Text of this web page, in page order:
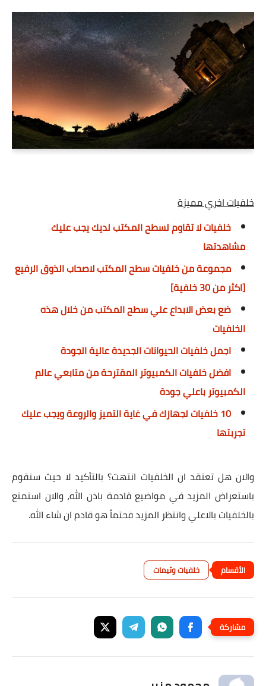
خلفيات اخري مميزة
خلفيات لا تقاوم لسطح المكتب لديك يجب عليك
مشاهدتها
مجموعة من خلفيات سطح المكتب لاصحاب الذوق الرفيع
[اكثر من 30 خلفية]
ضع بعض الابداع علي سطح المكتب من خلال هذه
الخلفيات
اجمل خلفيات الحيوانات الجديدة عالية الجودة
افضل خلفيات الكمبيوتر المقترحة من متابعي عالم
الكمبيوتر باعلي جودة
10 خلفيات لجهازك في غاية التميز والروعة ويجب عليك
تجربتها
والان هل تعتقد ان الخلفيات انتهت؟ بالتأكيد لا حيث سنقوم
باستعراض المزيد في مواضيع قادمة باذن الله، والان استمتع
بالخلفيات بالاعلي وانتظر المزيد فحتماً هو قادم ان شاء الله.
خلفيات وثيمات